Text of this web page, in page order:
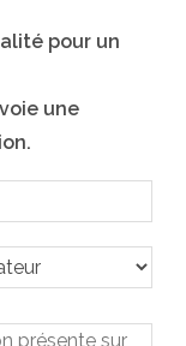
pour un
une